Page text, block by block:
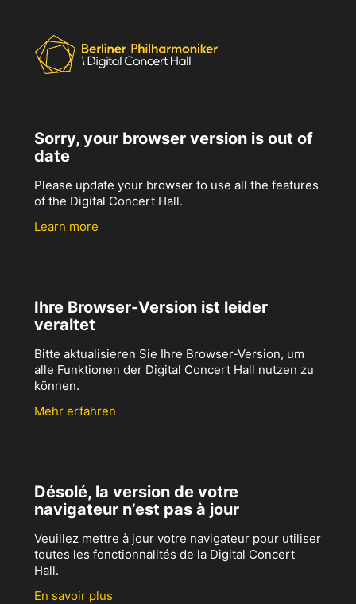
Sorry, your browser version is out of
date
Please update your browser to use all the features
of the Digital Concert Hall.
Learn more
Ihre Browser-Version ist leider
veraltet
Bitte aktualisieren Sie Ihre Browser-Version, um
alle Funktionen der Digital Concert Hall nutzen zu
können.
Mehr erfahren
Désolé, la version de votre
navigateur n’est pas à jour
Veuillez mettre à jour votre navigateur pour utiliser
toutes les fonctionnalités de la Digital Concert
Hall.
En savoir plus